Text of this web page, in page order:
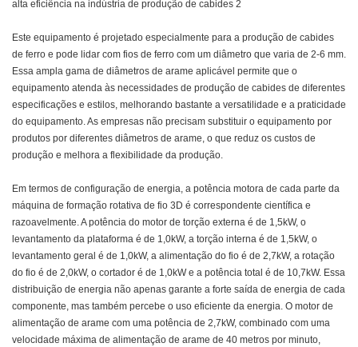
Este equipamento é projetado especialmente para a produção de cabides
de ferro e pode lidar com fios de ferro com um diâmetro que varia de 2-6 mm.
Essa ampla gama de diâmetros de arame aplicável permite que o
equipamento atenda às necessidades de produção de cabides de diferentes
especificações e estilos, melhorando bastante a versatilidade e a praticidade
do equipamento. As empresas não precisam substituir o equipamento por
produtos por diferentes diâmetros de arame, o que reduz os custos de
produção e melhora a flexibilidade da produção.
Em termos de configuração de energia, a potência motora de cada parte da
máquina de formação rotativa de fio 3D é correspondente científica e
razoavelmente. A potência do motor de torção externa é de 1,5kW, o
levantamento da plataforma é de 1,0kW, a torção interna é de 1,5kW, o
levantamento geral é de 1,0kW, a alimentação do fio é de 2,7kW, a rotação
do fio é de 2,0kW, o cortador é de 1,0kW e a potência total é de 10,7kW. Essa
distribuição de energia não apenas garante a forte saída de energia de cada
componente, mas também percebe o uso eficiente da energia. O motor de
alimentação de arame com uma potência de 2,7kW, combinado com uma
velocidade máxima de alimentação de arame de 40 metros por minuto,